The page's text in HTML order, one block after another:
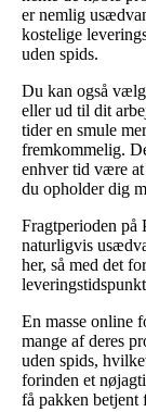
er nemlig
kostelige
uden spids.
Du kan også
eller ud til dit
tider en smule
fremkommelig.
enhver tid være at
du opholder dig
Fragtperioden på
naturligvis
her, så med det
En masse online
mange af deres
uden spids,
forinden et
få pakken betjent